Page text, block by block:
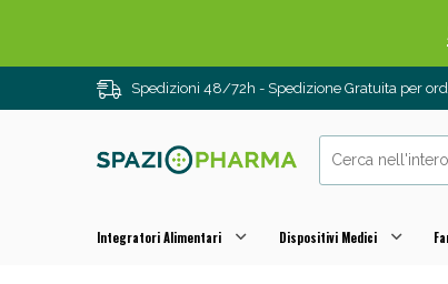
Spedizioni 48/72h - Spedizione Gratuita per
Integratori Alimentari Dispositivi Medici